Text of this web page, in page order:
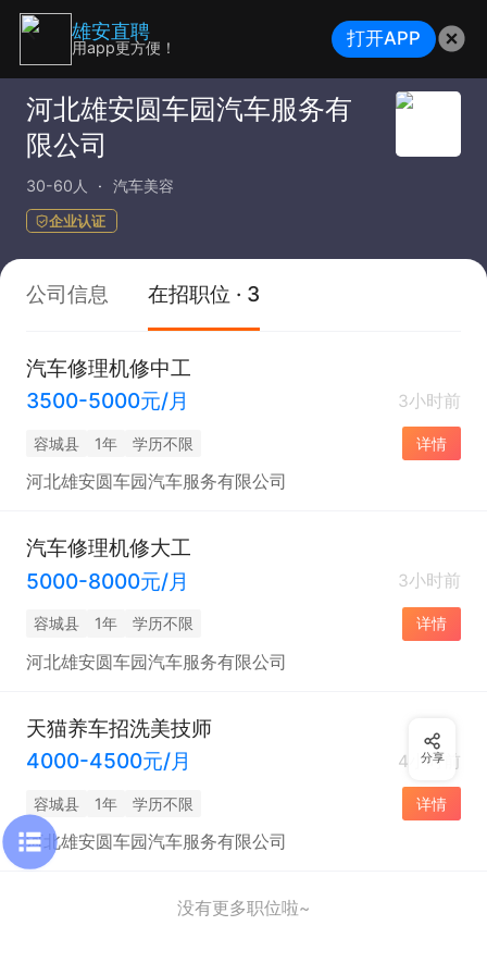
河北雄安圆车园汽车服务有
限公司
30-60人 汽车美容
企业认证
公司信息 在招职位 · 3
汽车修理机修中工
3500-5000元/月
3小时前
容城县 1年 学历不限 详情
河北雄安圆车园汽车服务有限公司
汽车修理机修大工
5000-8000元/月
3小时前
容城县 1年 学历不限 详情
河北雄安圆车园汽车服务有限公司
天猫养车招洗美技师
4000-4500元/月
4小时前
容城县 1年 学历不限 详情
河北雄安圆车园汽车服务有限公司
没有更多职位啦~
分享
雄安直聘
用app更方便！ 打开APP